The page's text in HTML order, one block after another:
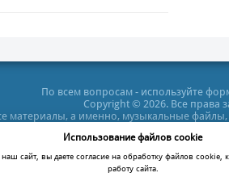
По всем вопросам - используйте
Copyright © 2026. Все права
материалы, а именно, музыкальные
целях. Все права на них
диск или удалить этот файл, в
сайта не несет ответственности за
Использование файлов cookie
сайт, вы даете согласие на обработку файлов
работу сайта.